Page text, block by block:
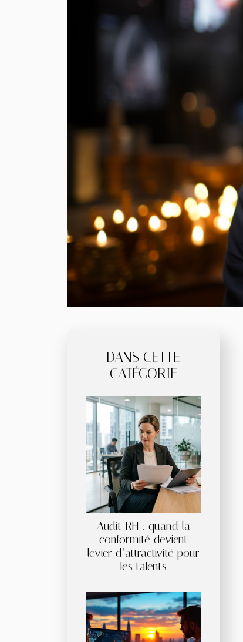
DANS CETTE
CATÉGORIE
Audit RH : quand la
conformité devient
levier d’attractivité pour
les talents